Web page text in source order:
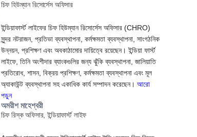
চিফ হিউম্যান রিসোর্সেস অফিসার
ইন্ডিয়াফার্স্ট লাইফের চিফ হিউম্যান রিসোর্সেস অফিসার (CHRO)
সুন্দর নটরাজন, প্রতিভা ব্যবস্থাপনা, কর্মক্ষমতা ব্যবস্থাপনা, সাংগঠনিক
উন্নয়ন, প্রশিক্ষণ এবং অবকাঠামোর দায়িত্বে রয়েছেন। ইন্ডিয়া ফার্স্ট
লাইফে, তিনি অংশীদার ব্যাংকগুলির জন্য ঝুঁকি ব্যবস্থাপনা, জালিয়াতি
প্রতিরোধ, শাসন, বিক্রয় প্রশিক্ষণ, কর্মক্ষমতা ব্যবস্থাপনা এবং মূল
অ্যাকাউন্ট ব্যবস্থাপনা সহ একাধিক কার্য সম্পাদন করেছেন। আরো
পড়ুন
অমরীশ মাহেশ্বরী
চিফ রিস্ক অফিসার, ইন্ডিয়াফার্স্ট লাইফ